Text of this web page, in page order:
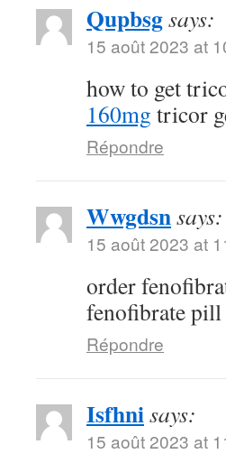
Qupbsgsays:
15 août 2023 at
how to get
160mg tricor
Répondre
Wwgdsnsays:
15 août 2023 at
order
fenofibrate pill
Répondre
Isfhnisays:
15 août 2023 at